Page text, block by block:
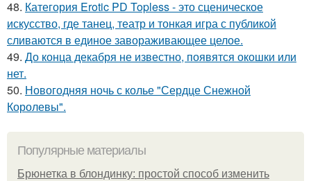
48. Категория Erotic PD Topless - это сценическое
искусство, где танец, театр и тонкая игра с публикой
сливаются в единое завораживающее целое.
49. До конца декабря не известно, появятся окошки или
нет.
50. Новогодняя ночь с колье "Сердце Снежной
Королевы".
Популярные материалы
Брюнетка в блондинку: простой способ изменить